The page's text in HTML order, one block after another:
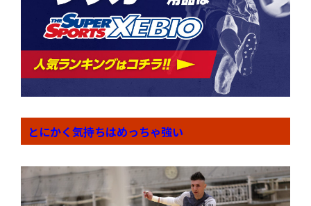
とにかく気持ちはめっちゃ強い